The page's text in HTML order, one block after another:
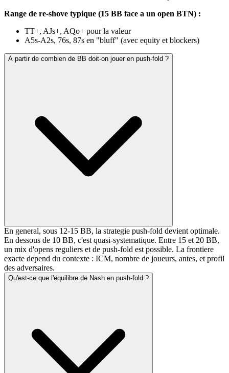
Range de re-shove typique (15 BB face a un open BTN) :
TT+, AJs+, AQo+ pour la valeur
A5s-A2s, 76s, 87s en "bluff" (avec equity et blockers)
A partir de combien de BB doit-on jouer en push-fold ?
En general, sous 12-15 BB, la strategie push-fold devient optimale.
En dessous de 10 BB, c'est quasi-systematique. Entre 15 et 20 BB,
un mix d'opens reguliers et de push-fold est possible. La frontiere
exacte depend du contexte : ICM, nombre de joueurs, antes, et profil
des adversaires.
Qu'est-ce que l'equilibre de Nash en push-fold ?